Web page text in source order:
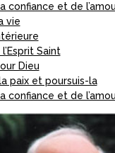
confiance et de
vie
Saint
Dieu
paix et poursuis-la
confiance et de